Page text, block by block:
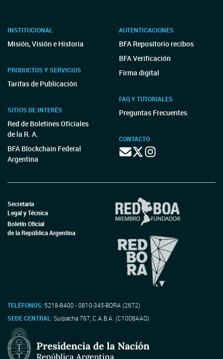
INSTITUCIONAL
Misión, Visión e Historia
PRODUCTOS Y SERVICIOS
Tarifas de Publicación
SITIOS DE INTERÉS
Red de Boletines Oficiales
de la R. A.
BFA Blockchain Federal
Argentina
AUTENTICACIONES
BFA Repositorio recibos
BFA Verificación
Firma digital
FAQ Y TUTORIALES
Preguntas Frecuentes
CONTACTO
Secretaría
Legal y Técnica
Boletín Oficial
de la República Argentina
TELÉFONOS: 5218-8400 - 0810-345-BORA (2672)
SEDE CENTRAL:Suipacha 767, C.A.B.A. (C1008AAO)